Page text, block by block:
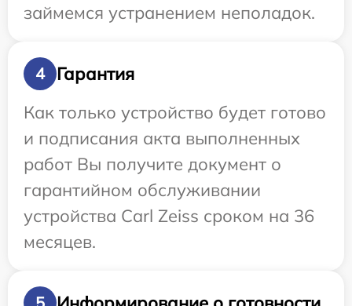
займемся устранением неполадок.
4
Гарантия
Как только устройство будет готово
и подписания акта выполненных
работ Вы получите документ о
гарантийном обслуживании
устройства Carl Zeiss сроком на 36
месяцев.